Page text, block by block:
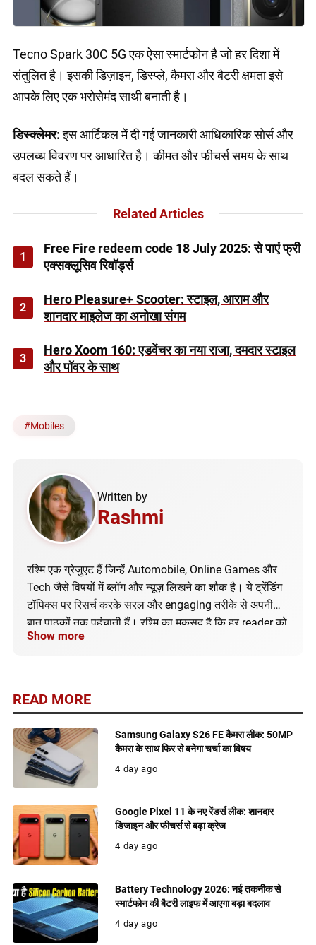
Tecno Spark 30C 5G एक ऐसा स्मार्टफोन है जो हर दिशा में
संतुलित है। इसकी डिज़ाइन, डिस्प्ले, कैमरा और बैटरी क्षमता इसे
आपके लिए एक भरोसेमंद साथी बनाती है।
डिस्क्लेमर:इस आर्टिकल में दी गई जानकारी आधिकारिक सोर्स और
उपलब्ध विवरण पर आधारित है। कीमत और फीचर्स समय के साथ
बदल सकते हैं।
Related Articles
1
Free Fire redeem code 18 July 2025: से पाएं फ्री
एक्सक्लूसिव रिवॉर्ड्स
2
Hero Pleasure+ Scooter: स्टाइल, आराम और
शानदार माइलेज का अनोखा संगम
3
Hero Xoom 160: एडवेंचर का नया राजा, दमदार स्टाइल
और पॉवर के साथ
#Mobiles
Written by
Rashmi
रश्मि एक ग्रेजुएट हैं जिन्हें Automobile, Online Games और
Tech जैसे विषयों में ब्लॉग और न्यूज़ लिखने का शौक है। ये ट्रेंडिंग
टॉपिक्स पर रिसर्च करके सरल और engaging तरीके से अपनी
बात पाठकों तक पहुंचाती हैं। रश्मि का मकसद है कि हर reader को
सही और अपडेटेड जानकारी मिले।
Show more
READ MORE
Samsung Galaxy S26 FE कैमरा लीक: 50MP
कैमरा के साथ फिर से बनेगा चर्चा का विषय
4 day ago
Google Pixel 11 के नए रेंडर्स लीक: शानदार
डिजाइन और फीचर्स से बढ़ा क्रेज
4 day ago
Battery Technology 2026: नई तकनीक से
स्मार्टफोन की बैटरी लाइफ में आएगा बड़ा बदलाव
4 day ago